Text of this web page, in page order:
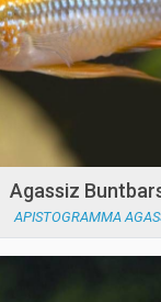
Agassiz
APISTOGRAMMA